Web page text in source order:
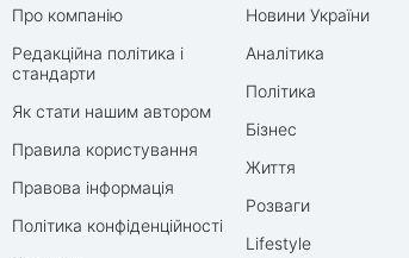
Про компанію
Редакційна політика і
стандарти
Як стати нашим автором
Правила користування
Правова інформація
Політика конфіденційності
Новини України
Аналітика
Політика
Бізнес
Життя
Розваги
Lifestyle